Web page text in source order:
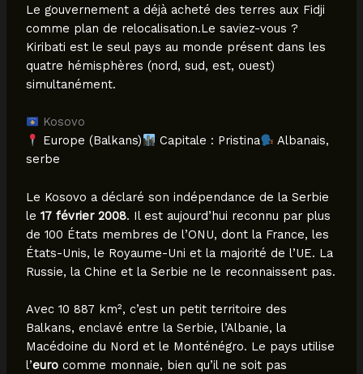
Le gouvernement a déjà acheté des terres aux Fidji
comme plan de relocalisation.Le saviez-vous ?
Kiribati est le seul pays au monde présent dans les
quatre hémisphères (nord, sud, est, ouest)
simultanément.
Kosovo
Europe (Balkans)
Capitale : Pristina
Albanais,
serbe
Le Kosovo a déclaré son indépendance de la Serbie
le 17 février 2008. Il est aujourd’hui reconnu par plus
de 100 États membres de l’ONU, dont la France, les
États-Unis, le Royaume-Uni et la majorité de l’UE. La
Russie, la Chine et la Serbie ne le reconnaissent pas.
Avec 10 887 km², c’est un petit territoire des
Balkans, enclavé entre la Serbie, l’Albanie, la
Macédoine du Nord et le Monténégro. Le pays utilise
l’eurocomme monnaie, bien qu’il ne soit pas